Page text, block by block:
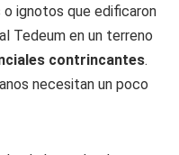
ignotos que edificaron
Tedeum en un terreno
contrincantes.
necesitan un poco